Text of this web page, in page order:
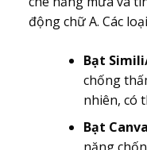
động chữ A. Các
Bạt
chống
nhiên, có
Bạt